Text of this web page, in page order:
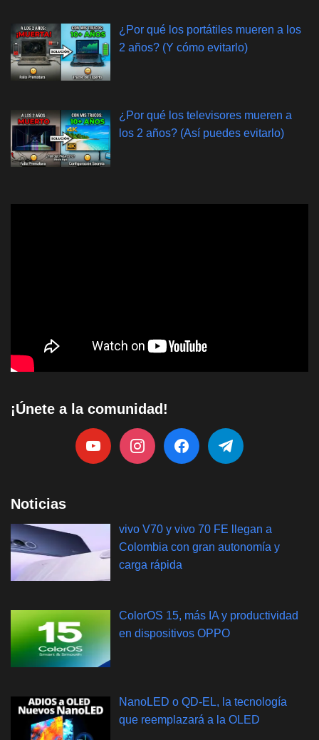
¿Por qué los portátiles mueren a los
2 años? (Y cómo evitarlo)
¿Por qué los televisores mueren a
los 2 años? (Así puedes evitarlo)
¡Únete a la comunidad!
Noticias
vivo V70 y vivo 70 FE llegan a
Colombia con gran autonomía y
carga rápida
ColorOS 15, más IA y productividad
en dispositivos OPPO
NanoLED o QD-EL, la tecnología
que reemplazará a la OLED